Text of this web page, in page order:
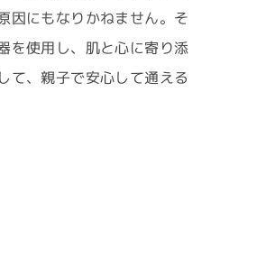
因にもなりかねません。そ
を使用し、肌と心に寄り添
て、親子で安心して通える